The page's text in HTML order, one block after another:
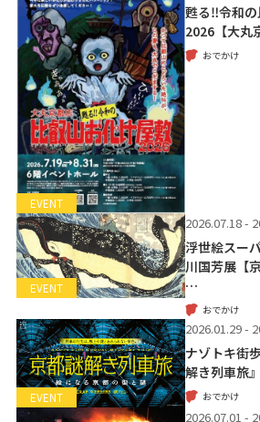
EVENT
甦る‼令和
2026【大丸
おでかけ
EVENT
2026.07.18 -
浮世絵スー
川国芳展【
…
おでかけ
EVENT
2026.01.29 -
ナゾトキ街
解き列車旅』
おでかけ
2026.07.01 -